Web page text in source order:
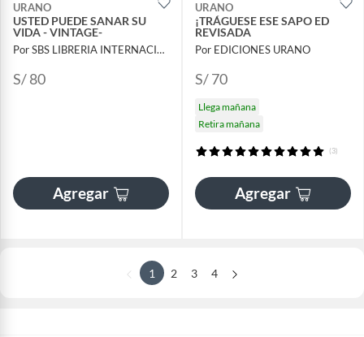
URANO
USTED PUEDE SANAR SU
VIDA - VINTAGE-
Por SBS LIBRERIA INTERNACIONAL
S/ 80
Agregar
URANO
¡TRÁGUESE ESE SAPO ED
REVISADA
Por EDICIONES URANO
S/ 70
Llega mañana
Retira mañana
(3)
Agregar
1 2 3 4